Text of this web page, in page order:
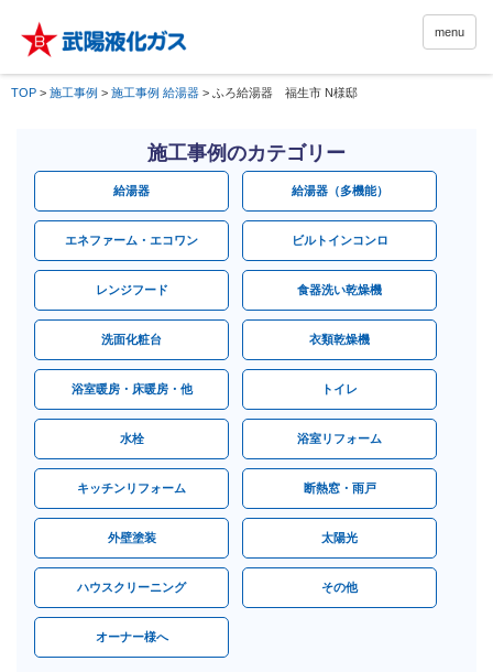
menu
TOP > 施工事例 > 施工事例 給湯器 > ふろ給湯器 福生市 N様邸
施工事例のカテゴリー
給湯器 給湯器（多機能）
エネファーム・エコワン ビルトインコンロ
レンジフード 食器洗い乾燥機
洗面化粧台 衣類乾燥機
浴室暖房・床暖房・他 トイレ
水栓 浴室リフォーム
キッチンリフォーム 断熱窓・雨戸
外壁塗装 太陽光
ハウスクリーニング その他
オーナー様へ